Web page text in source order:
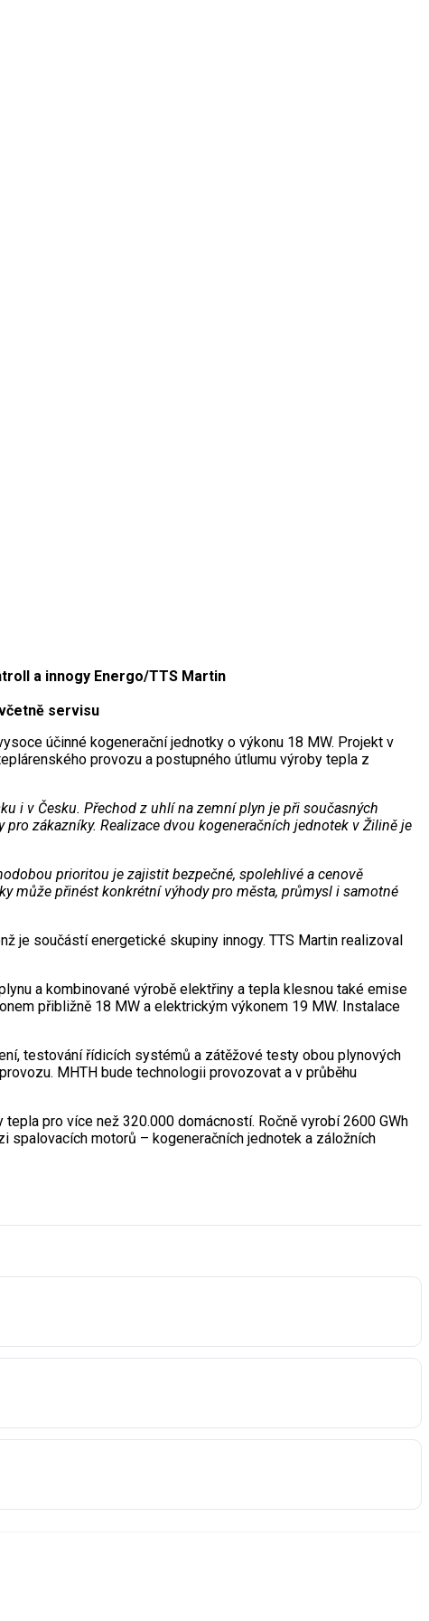
a innogy Energo/TTS Martin
servisu
účinné kogenerační jednotky o výkonu 18 MW. Projekt v
provozu a postupného útlumu výroby tepla z
i v Česku. Přechod z uhlí na zemní plyn je při současných
zákazníky. Realizace dvou kogeneračních jednotek v Žilině je
prioritou je zajistit bezpečné, spolehlivé a cenově
může přinést konkrétní výhody pro města, průmysl i samotné
je součástí energetické skupiny innogy. TTS Martin realizoval
a kombinované výrobě elektřiny a tepla klesnou také emise
přibližně 18 MW a elektrickým výkonem 19 MW. Instalace
testování řídicích systémů a zátěžové testy obou plynových
MHTH bude technologii provozovat a v průběhu
pro více než 320.000 domácností. Ročně vyrobí 2600 GWh
spalovacích motorů – kogeneračních jednotek a záložních